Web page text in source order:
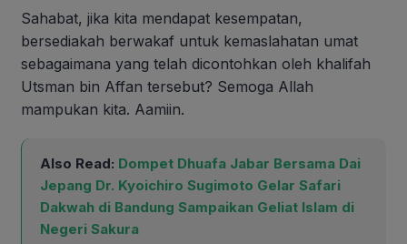
Sahabat, jika kita mendapat kesempatan,
bersediakah berwakaf untuk kemaslahatan umat
sebagaimana yang telah dicontohkan oleh khalifah
Utsman bin Affan tersebut? Semoga Allah
mampukan kita. Aamiin.
Also Read: Dompet Dhuafa Jabar Bersama Dai
Jepang Dr. Kyoichiro Sugimoto Gelar Safari
Dakwah di Bandung Sampaikan Geliat Islam di
Negeri Sakura